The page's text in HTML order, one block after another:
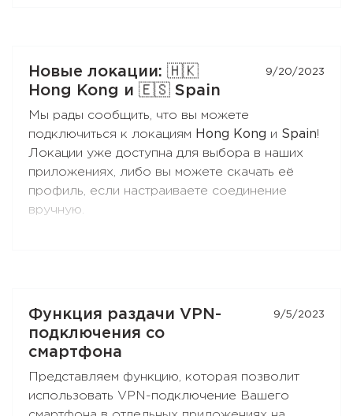
Новые локации: 🇭🇰
Hong Kong и 🇪🇸 Spain
9/20/2023
Мы рады сообщить, что вы можете
подключиться к локациям Hong Kong и Spain!
Локации уже доступна для выбора в наших
приложениях, либо вы можете скачать её
профиль, если настраиваете соединение
вручную.
Функция раздачи VPN-
подключения со
смартфона
9/5/2023
Представляем функцию, которая позволит
использовать VPN-подключение Вашего